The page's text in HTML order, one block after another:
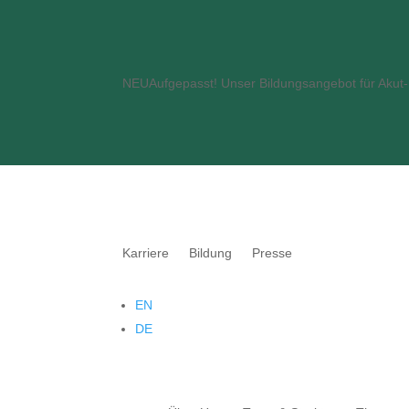
NEUAufgepasst! Unser Bildungsangebot für
Karriere Bildung Presse
EN
DE